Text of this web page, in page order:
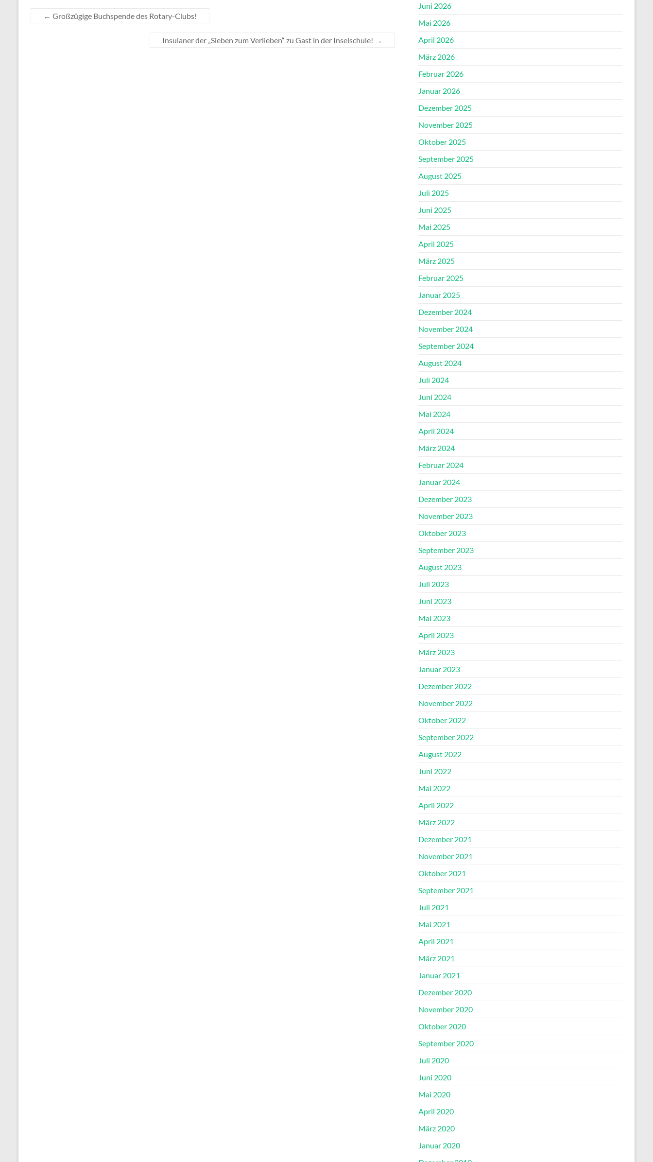
← Großzügige Buchspende des Rotary-Clubs!
Insulaner der „Sieben zum Verlieben“ zu Gast in der Inselschule! →
Juni 2026
Mai 2026
April 2026
März 2026
Februar 2026
Januar 2026
Dezember 2025
November 2025
Oktober 2025
September 2025
August 2025
Juli 2025
Juni 2025
Mai 2025
April 2025
März 2025
Februar 2025
Januar 2025
Dezember 2024
November 2024
September 2024
August 2024
Juli 2024
Juni 2024
Mai 2024
April 2024
März 2024
Februar 2024
Januar 2024
Dezember 2023
November 2023
Oktober 2023
September 2023
August 2023
Juli 2023
Juni 2023
Mai 2023
April 2023
März 2023
Januar 2023
Dezember 2022
November 2022
Oktober 2022
September 2022
August 2022
Juni 2022
Mai 2022
April 2022
März 2022
Dezember 2021
November 2021
Oktober 2021
September 2021
Juli 2021
Mai 2021
April 2021
März 2021
Januar 2021
Dezember 2020
November 2020
Oktober 2020
September 2020
Juli 2020
Juni 2020
Mai 2020
April 2020
März 2020
Januar 2020